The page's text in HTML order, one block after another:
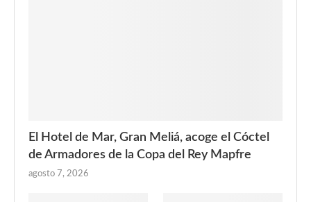
El Hotel de Mar, Gran Meliá, acoge el Cóctel
de Armadores de la Copa del Rey Mapfre
agosto 7, 2026